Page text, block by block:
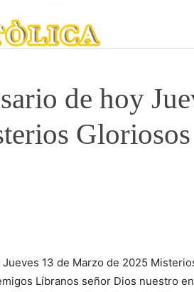
de hoy
Gloriosos
13 de Marzo de 2025
Líbranos señor Dios nuestro